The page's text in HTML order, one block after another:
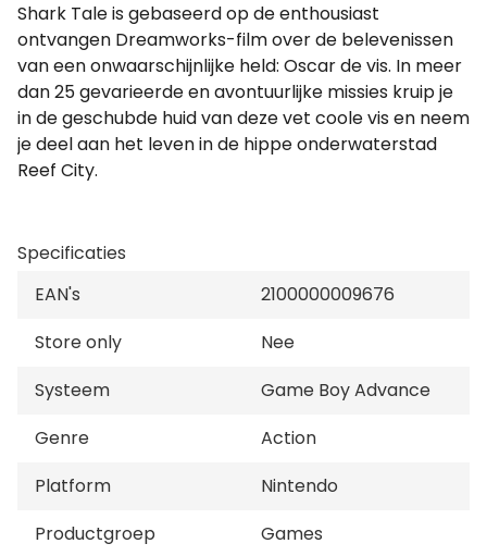
Shark Tale is gebaseerd op de enthousiast
ontvangen Dreamworks-film over de belevenissen
van een onwaarschijnlijke held: Oscar de vis. In meer
dan 25 gevarieerde en avontuurlijke missies kruip je
in de geschubde huid van deze vet coole vis en neem
je deel aan het leven in de hippe onderwaterstad
Reef City.
Specificaties
EAN's
2100000009676
Store only
Nee
Systeem
Game Boy Advance
Genre
Action
Platform
Nintendo
Productgroep
Games